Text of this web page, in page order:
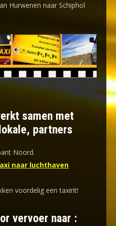
Hurwenen naar Schiphol
samen met
partners
Noord.
naar luchthaven
voordelig een taxirit!
vervoer naar :